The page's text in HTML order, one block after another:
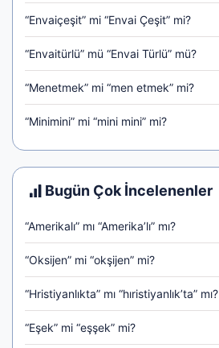
“Envaiçeşit” mi “Envai Çeşit” mi?
“Envaitürlü” mü “Envai Türlü” mü?
“Menetmek” mi “men etmek” mi?
“Minimini” mi “mini mini” mi?
Bugün Çok İncelenenler
“Amerikalı” mı “Amerika’lı” mı?
“Oksijen” mi “okşijen” mi?
“Hristiyanlıkta” mı “hıristiyanlık’ta” mı?
“Eşek” mi “eşşek” mi?